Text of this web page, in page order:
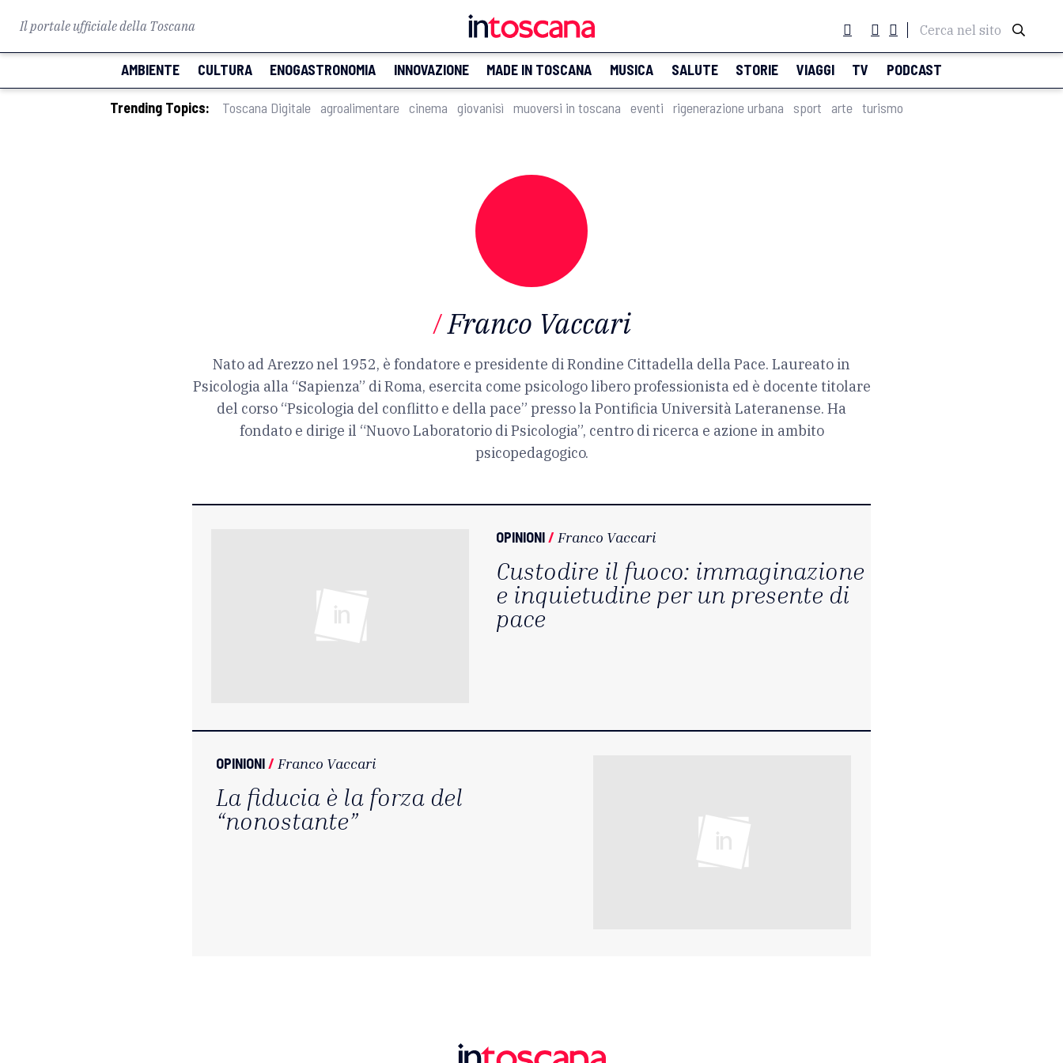
Il portale ufficiale della Toscana Cerca nel sito
AMBIENTE CULTURA ENOGASTRONOMIA INNOVAZIONE MADE IN TOSCANA MUSICA SALUTE STORIE VIAGGI TV PODCAST
Trending Topics: Toscana Digitale agroalimentare cinema giovanisì muoversi in toscana eventi rigenerazione urbana sport arte turismo
/Franco Vaccari
Nato ad Arezzo nel 1952, è fondatore e presidente di Rondine Cittadella della Pace. Laureato in
Psicologia alla “Sapienza” di Roma, esercita come psicologo libero professionista ed è docente titolare
del corso “Psicologia del conflitto e della pace” presso la Pontificia Università Lateranense. Ha
fondato e dirige il “Nuovo Laboratorio di Psicologia”, centro di ricerca e azione in ambito
psicopedagogico.
OPINIONI/ Franco Vaccari
Custodire il fuoco: immaginazione
e inquietudine per un presente di
pace
OPINIONI/ Franco Vaccari
La fiducia è la forza del
“nonostante”